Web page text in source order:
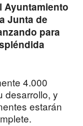
Ayuntamiento
Junta de
para
4.000
desarrollo, y
estarán